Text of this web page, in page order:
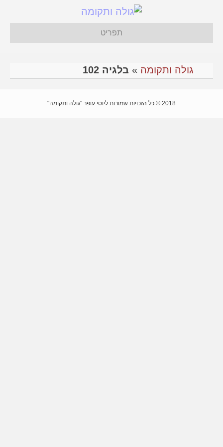
תפריט
גולה ותקומה » בלגיה 102
2018 © כל הזכויות שמורות ליוסי עופר "גולה ותקומה"